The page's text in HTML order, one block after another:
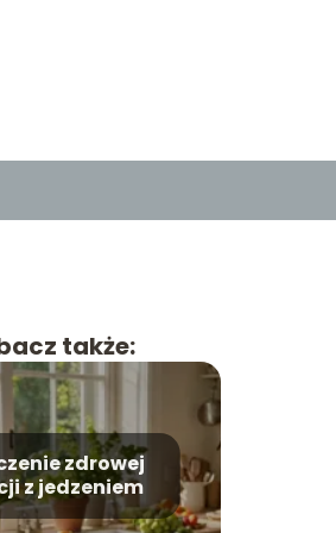
także:
zdrowej
z jedzeniem